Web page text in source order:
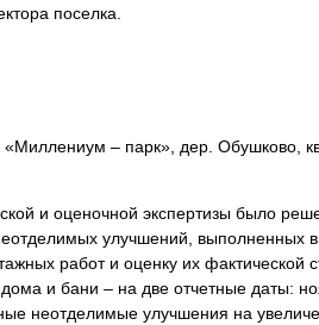
поселка.
«Миллениум – парк», дер. Обушково,
и оценочной экспертизы было
улучшений,
работ и оценку их
и бани – на две отчетные даты:
неотделимые улучшения на